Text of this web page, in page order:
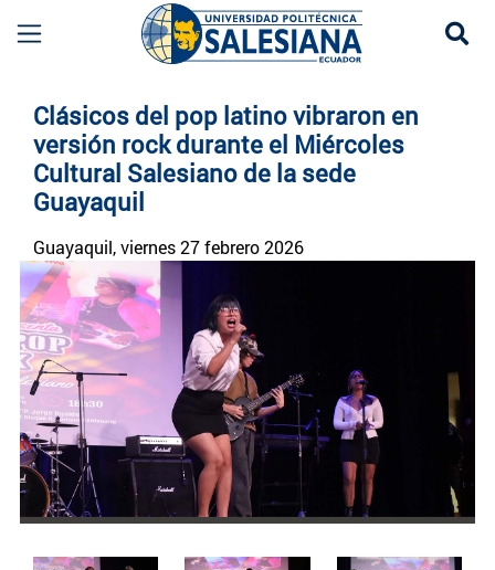
Clásicos del pop latino vibraron en
versión rock durante el Miércoles
Cultural Salesiano de la sede
Guayaquil
Guayaquil, viernes 27 febrero 2026